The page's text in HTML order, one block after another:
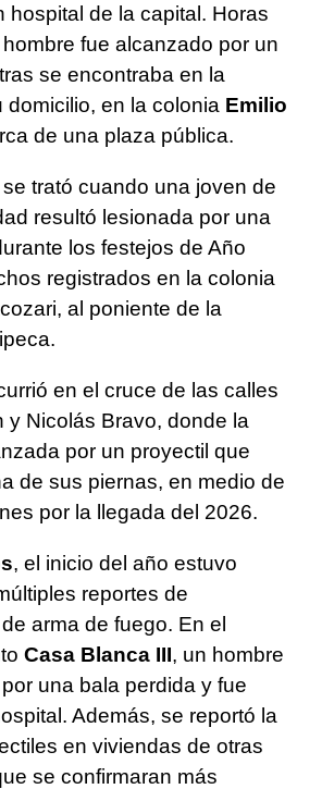
hospital de la capital. Horas
fue alcanzado por un
se encontraba en la
domicilio, en la colonia Emilio
de una plaza pública.
trató cuando una joven de
resultó lesionada por una
los festejos de Año
registrados en la colonia
al poniente de la
en el cruce de las calles
y Nicolás Bravo, donde la
por un proyectil que
de sus piernas, en medio de
por la llegada del 2026.
, el inicio del año estuvo
reportes de
arma de fuego. En el
Casa Blanca III, un hombre
una bala perdida y fue
Además, se reportó la
en viviendas de otras
se confirmaran más